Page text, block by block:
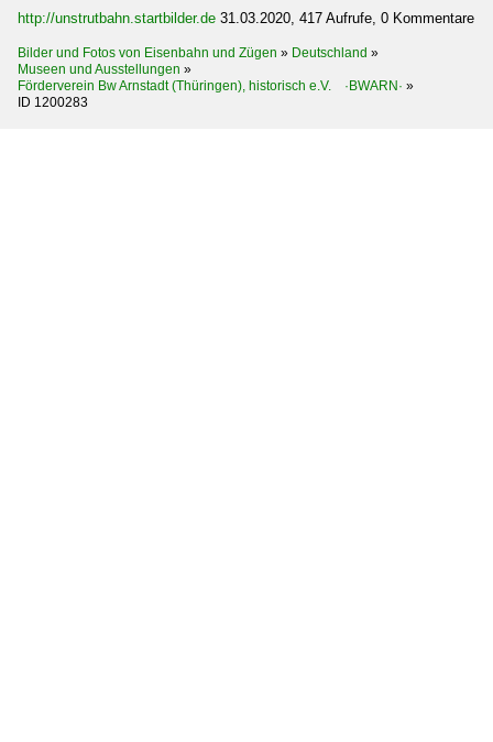
http://unstrutbahn.startbilder.de 31.03.2020, 417 Aufrufe, 0 Kommentare
Bilder und Fotos von Eisenbahn und Zügen » Deutschland »
Museen und Ausstellungen »
Förderverein Bw Arnstadt (Thüringen), historisch e.V. ·BWARN· »
ID 1200283